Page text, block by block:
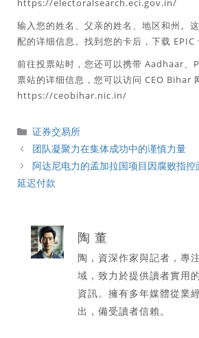
https://electoralsearch.eci.gov.in/
输入您的姓名、父亲的姓名、地区和州。
配的详细信息。找到您的卡后，下载 EPIC
前往投票站时，您还可以携带 Aadhaar、
票站的详细信息，您可以访问 CEO Bihar
https://ceobihar.nic.in/
分
類
证券交易所
团队凝聚力在集体成功中的谨慎力量
阿达尼电力的孟加拉国项目因腐败指控
延迟付款
陶 董
陶，資深作家與記者，專
域，致力於提供讀者實用
資訊。擁有多年媒體從業
出，備受讀者信賴。